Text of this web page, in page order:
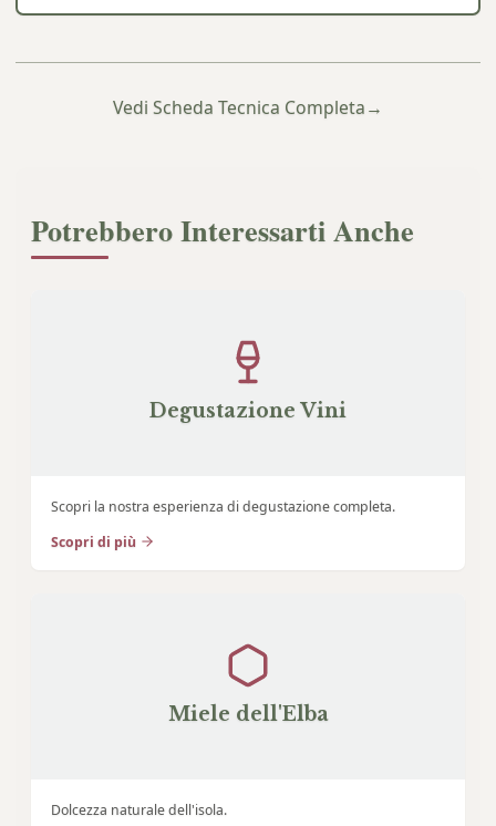
Vedi Scheda Tecnica Completa→
Potrebbero Interessarti Anche
Degustazione Vini
Scopri la nostra esperienza di degustazione completa.
Scopri di più
Miele dell'Elba
Dolcezza naturale dell'isola.